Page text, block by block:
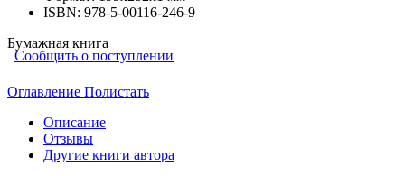
ISBN: 978-5-00116-246-9
Бумажная книга
Сообщить о поступлении
Оглавление Полистать
Описание
Отзывы
Другие книги автора